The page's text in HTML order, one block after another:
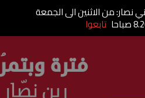
من الاثنين الى الجمعة
تابعوا